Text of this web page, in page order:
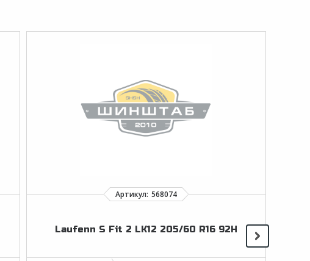
Laufenn S Fit 2 LK12 205/60 R16 92H